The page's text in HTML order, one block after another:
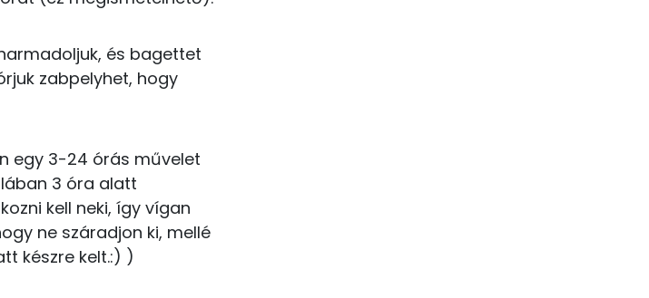
5 kcal
53 kcal
0 kcal
16.6 g
és bagettet
zabpelyhet, hogy
egy 3-24 órás művelet
3 óra alatt
kell neki, így vígan
ne száradjon ki, mellé
készre kelt.:) )